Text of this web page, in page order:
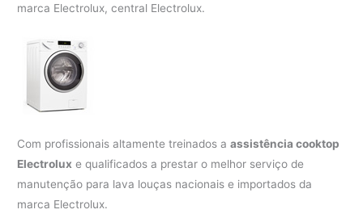
marca Electrolux, central Electrolux.
Com profissionais altamente treinados aassistência cooktop
Electrolux e qualificados a prestar o melhor serviço de
manutenção para lava louças nacionais e importados da
marca Electrolux.